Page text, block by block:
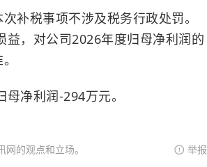
补税事项不涉及税务行政处罚。
，对公司2026年度归母净利润的
净利润-294万元。
的观点和立场。 举报